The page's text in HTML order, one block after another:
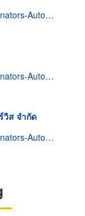
Automotive
Automotive
วิส จำกัด
Automotive